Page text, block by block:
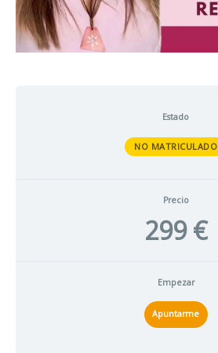
Estado
NO MATRICULADO
Precio
299 €
Empezar
Apuntarme